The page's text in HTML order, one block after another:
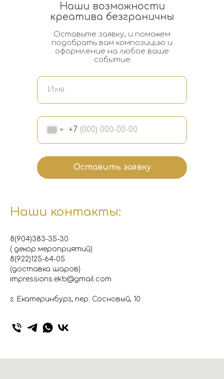
+7
Оставить заявку
Наши возможности
креатива безграничны
Оставьте заявку, и поможем
подобрать вам композицию и
оформление на любое ваше
событие
Наши контакты:
8(904)383-35-30
( декор мероприятий)
8(922)125-64-05
(доставка шаров)
impressions.ekb@gmail.com
г. Екатеринбург, пер. Сосновый, 10